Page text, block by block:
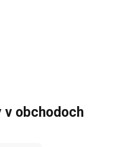
v obchodoch